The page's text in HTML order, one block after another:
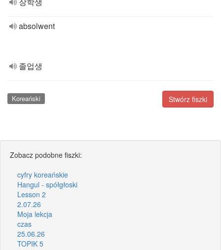
absolwent
졸업생
Stwórz fiszki
Koreański
Zobacz podobne fiszki:
cyfry koreańskie
Hangul - spółgłoski
Lesson 2
2.07.26
Moja lekcja
czas
25.06.26
TOPIK 5